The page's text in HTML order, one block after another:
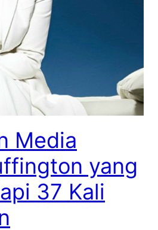
Media
yang
37 Kali